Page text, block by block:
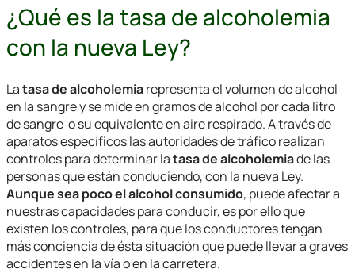
¿Qué es la tasa de alcoholemia
con la nueva Ley?
Latasa de alcoholemiarepresenta el volumen de alcohol
en la sangre y se mide en gramos de alcohol por cada litro
de sangre o su equivalente en aire respirado. A través de
aparatos específicos las autoridades de tráfico realizan
controles para determinar latasa de alcoholemiade las
personas que están conduciendo, con la nueva Ley.
Aunque sea poco el alcohol consumido, puede afectar a
nuestras capacidades para conducir, es por ello que
existen los controles, para que los conductores tengan
más conciencia de ésta situación que puede llevar a graves
accidentes en la vía o en la carretera.